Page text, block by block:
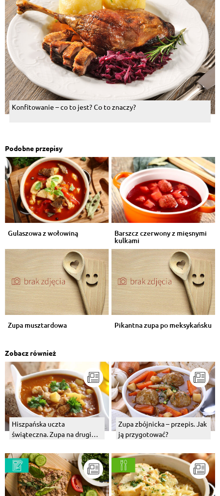
Konfitowanie – co to jest? Co to znaczy?
Podobne przepisy
Gulaszowa z wołowiną Barszcz czerwony z mięsnymi
kulkami
Zupa musztardowa Pikantna zupa po meksykańsku
Zobacz również
Hiszpańska uczta
świąteczna. Zupa na drugi
Zupa zbójnicka – przepis. Jak
ją przygotować?